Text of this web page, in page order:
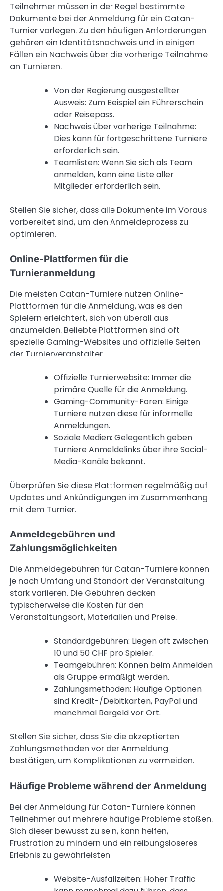
Teilnehmer müssen in der Regel bestimmte
Dokumente bei der Anmeldung für ein Catan-
Turnier vorlegen. Zu den häufigen Anforderungen
gehören ein Identitätsnachweis und in einigen
Fällen ein Nachweis über die vorherige Teilnahme
an Turnieren.
Von der Regierung ausgestellter
Ausweis: Zum Beispiel ein Führerschein
oder Reisepass.
Nachweis über vorherige Teilnahme:
Dies kann für fortgeschrittene Turniere
erforderlich sein.
Teamlisten: Wenn Sie sich als Team
anmelden, kann eine Liste aller
Mitglieder erforderlich sein.
Stellen Sie sicher, dass alle Dokumente im Voraus
vorbereitet sind, um den Anmeldeprozess zu
optimieren.
Online-Plattformen für die
Turnieranmeldung
Die meisten Catan-Turniere nutzen Online-
Plattformen für die Anmeldung, was es den
Spielern erleichtert, sich von überall aus
anzumelden. Beliebte Plattformen sind oft
spezielle Gaming-Websites und offizielle Seiten
der Turnierveranstalter.
Offizielle Turnierwebsite: Immer die
primäre Quelle für die Anmeldung.
Gaming-Community-Foren: Einige
Turniere nutzen diese für informelle
Anmeldungen.
Soziale Medien: Gelegentlich geben
Turniere Anmeldelinks über ihre Social-
Media-Kanäle bekannt.
Überprüfen Sie diese Plattformen regelmäßig auf
Updates und Ankündigungen im Zusammenhang
mit dem Turnier.
Anmeldegebühren und
Zahlungsmöglichkeiten
Die Anmeldegebühren für Catan-Turniere können
je nach Umfang und Standort der Veranstaltung
stark variieren. Die Gebühren decken
typischerweise die Kosten für den
Veranstaltungsort, Materialien und Preise.
Standardgebühren: Liegen oft zwischen
10 und 50 CHF pro Spieler.
Teamgebühren: Können beim Anmelden
als Gruppe ermäßigt werden.
Zahlungsmethoden: Häufige Optionen
sind Kredit-/Debitkarten, PayPal und
manchmal Bargeld vor Ort.
Stellen Sie sicher, dass Sie die akzeptierten
Zahlungsmethoden vor der Anmeldung
bestätigen, um Komplikationen zu vermeiden.
Häufige Probleme während der Anmeldung
Bei der Anmeldung für Catan-Turniere können
Teilnehmer auf mehrere häufige Probleme stoßen.
Sich dieser bewusst zu sein, kann helfen,
Frustration zu mindern und ein reibungsloseres
Erlebnis zu gewährleisten.
Website-Ausfallzeiten: Hoher Traffic